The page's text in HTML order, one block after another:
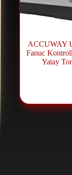
ACCUWAY
Fanuc
Yatay